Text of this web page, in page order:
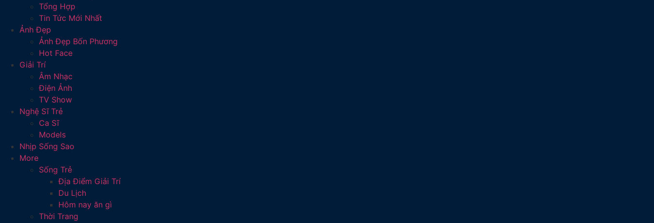
Tổng Hợp
Tin Tức Mới Nhất
Ảnh Đẹp
Ảnh Đẹp Bốn Phương
Hot Face
Giải Trí
Âm Nhạc
Điện Ảnh
TV Show
Nghệ Sĩ Trẻ
Ca Sĩ
Models
Nhịp Sống Sao
More
Sống Trẻ
Địa Điểm Giải Trí
Du Lịch
Hôm nay ăn gì
Thời Trang